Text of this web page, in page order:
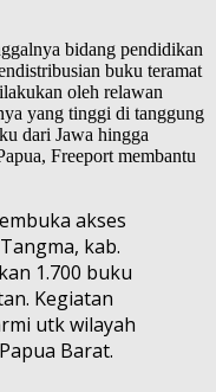
bidang pendidikan
buku teramat
oleh relawan
yang tinggi di tanggung
dari Jawa hingga
Freeport membantu
akses
kab.
1.700 buku
Kegiatan
utk wilayah
Barat.